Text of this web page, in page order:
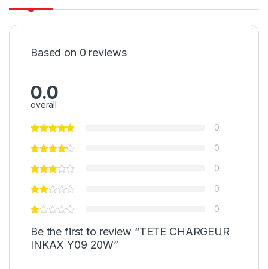
Based on 0 reviews
0.0
overall
0
0
0
0
0
Be the first to review “TETE CHARGEUR
INKAX Y09 20W”